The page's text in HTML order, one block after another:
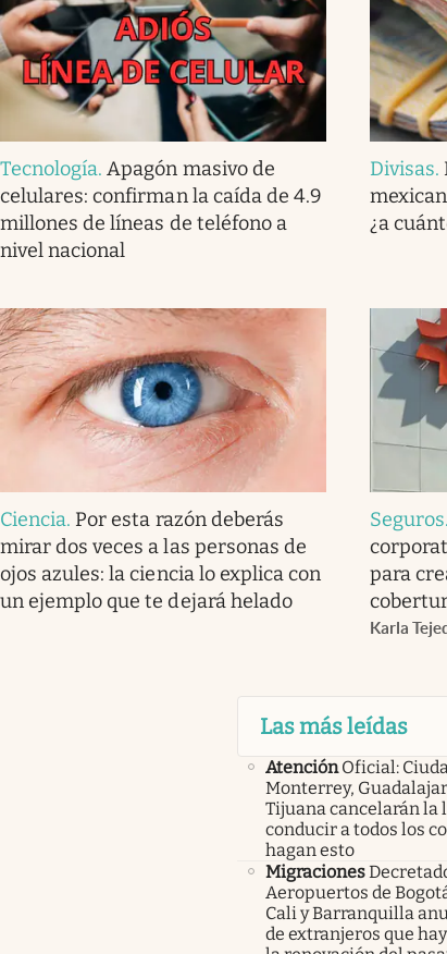
Tecnología.Apagón masivo de
celulares: confirman la caída de 4.9
millones de líneas de teléfono a
nivel nacional
Divisas.
¿a
Ciencia. Por esta razón deberás
mirar dos veces a las personas de
ojos azules: la ciencia lo explica con
un ejemplo que te dejará helado
Seguros.
para
Karla
Las más leídas
Atención Oficial:
Monterrey,
Tijuana cancelarán la
conducir a todos los
hagan esto
Migraciones
Aeropuertos de
Cali y Barranquilla
de extranjeros que